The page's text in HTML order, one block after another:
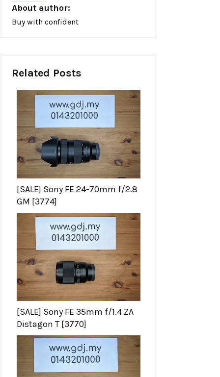
About author:
Buy with confident
Related Posts
[SALE] Sony FE 24-70mm f/2.8
GM [3774]
[SALE] Sony FE 35mm f/1.4 ZA
Distagon T [3770]